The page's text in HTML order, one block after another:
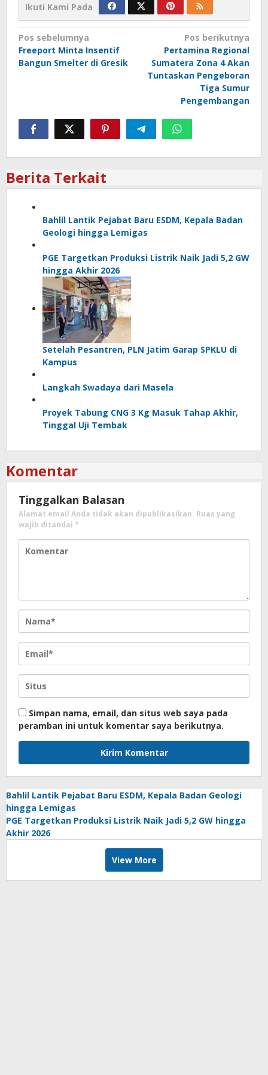
Ikuti Kami Pada
Navigasi
pos
Pos sebelumnya
Freeport Minta Insentif
Bangun Smelter di Gresik
Pos berikutnya
Pertamina Regional
Sumatera Zona 4 Akan
Tuntaskan Pengeboran
Tiga Sumur
Pengembangan
Berita Terkait
Bahlil Lantik Pejabat Baru ESDM, Kepala Badan
Geologi hingga Lemigas
PGE Targetkan Produksi Listrik Naik Jadi 5,2 GW
hingga Akhir 2026
Setelah Pesantren, PLN Jatim Garap SPKLU di
Kampus
Langkah Swadaya dari Masela
Proyek Tabung CNG 3 Kg Masuk Tahap Akhir,
Tinggal Uji Tembak
Komentar
Tinggalkan Balasan
Alamat email Anda tidak akan dipublikasikan. Ruas yang
wajib ditandai *
Simpan nama, email, dan situs web saya pada
peramban ini untuk komentar saya berikutnya.
Bahlil Lantik Pejabat Baru ESDM, Kepala Badan Geologi
hingga Lemigas
PGE Targetkan Produksi Listrik Naik Jadi 5,2 GW hingga
Akhir 2026
View More